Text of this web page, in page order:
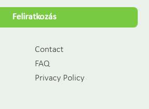
Feliratkozás
Contact
FAQ
Privacy Policy